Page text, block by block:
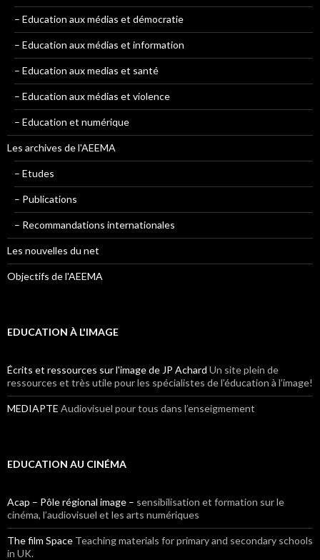
– Education aux médias et démocratie
– Education aux médias et information
– Education aux medias et santé
– Education aux médias et violence
– Education et numérique
Les archives de l'AEEMA
– Etudes
– Publications
– Recommandations internationales
Les nouvelles du net
Objectifs de l'AEEMA
EDUCATION À L'IMAGE
Écrits et ressources sur l'image de JP Achard Un site plein de
ressources et très utile pour les spécialistes de l’éducation à l’image!
MEDIAPTE Audiovisuel pour tous dans l’enseigmement
EDUCATION AU CINÉMA
Acap – Pôle régional image – sensibilisation et formation sur le
cinéma, l’audiovisuel et les arts numériques
The film Space Teaching materials for primary and secondary schools
in UK.